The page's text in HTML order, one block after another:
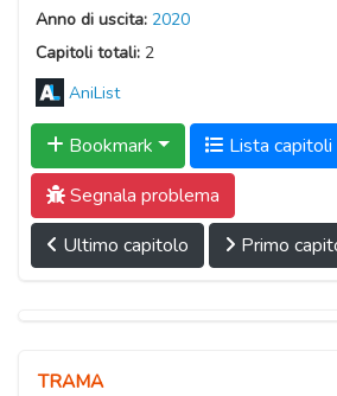
Anno di uscita: 2020
Capitoli totali: 2
AniList
Bookmark
Lista capitoli
Segnala problema
Ultimo capitolo
Primo
TRAMA